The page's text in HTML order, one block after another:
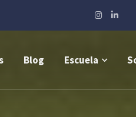
Instagram
Profile
Blog Escuela